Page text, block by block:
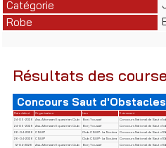
Catégorie
Robe
Résultats des
Concours Saut d'Obstacles
Date début Organisateur Lieu Evènement
24-05-2026
Ass. Alforssan Equestrian Club Borj Youssef Concours National de Saut
24-05-2026
Ass. Alforssan Equestrian Club Borj Youssef Concours National de Saut
26-04-2026
CSUIP Club CSUIP- La Soukra Concours National de Saut
26-04-2026
CSUIP Club CSUIP- La Soukra Concours National de Saut
12-04-2026
Ass. Alforssan Equestrian Club Borj Youssef Concours National de Saut